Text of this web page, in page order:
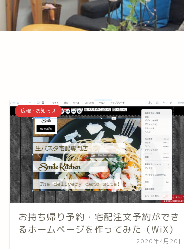
広報・お知らせ
お持ち帰り予約・宅配注文予約ができ
るホームページを作ってみた（WiX）
2020年4月20日